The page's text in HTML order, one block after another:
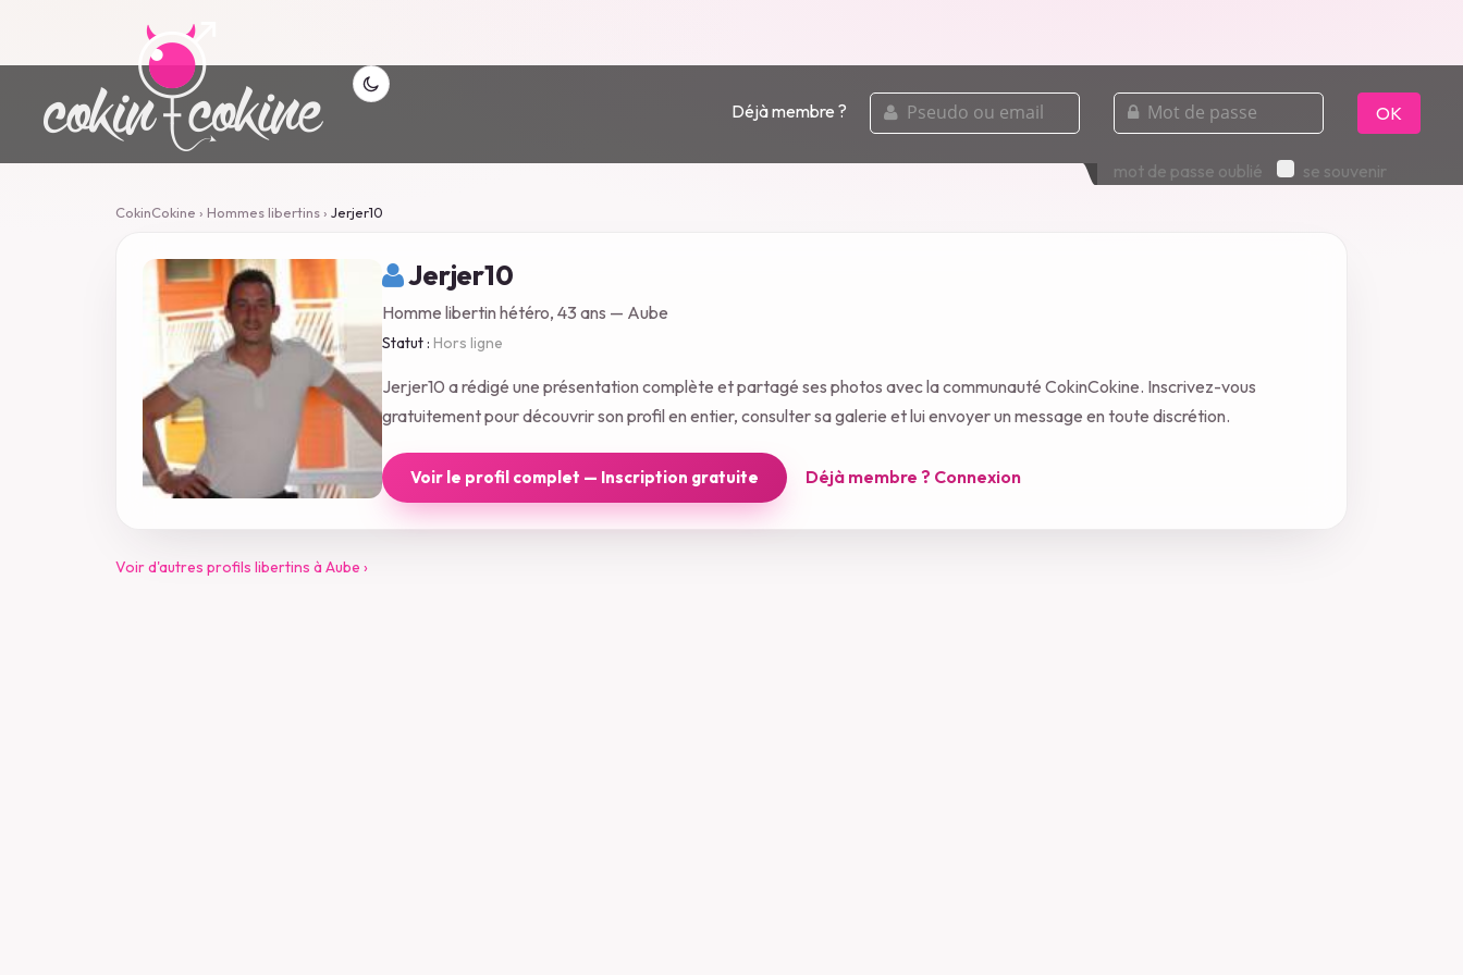
Déjà membre ?
pseudo
ou
email
mot
de
passe
OK
mot de passe oublié se souvenir
CokinCokine › Hommes libertins› Jerjer10
Jerjer10
Homme libertin hétéro, 43 ans — Aube
Statut : Hors ligne
Jerjer10 a rédigé une présentation complète et partagé ses photos avec la communauté CokinCokine. Inscrivez-vous
gratuitement pour découvrir son profil en entier, consulter sa galerie et lui envoyer un message en toute discrétion.
Voir le profil complet — Inscription gratuite Déjà membre ? Connexion
Voir d'autres profils libertins à Aube ›